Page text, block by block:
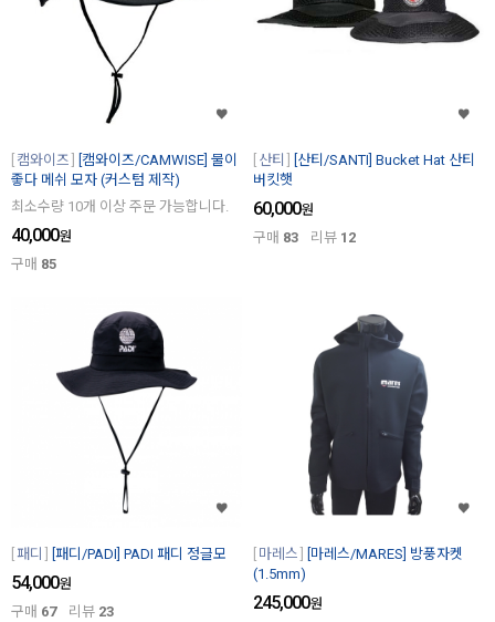
캠와이즈
[캠와이즈/CAMWISE] 물이
좋다 메쉬 모자 (커스텀 제작)
최소수량 10개 이상 주문 가능합니다.
40,000원
구매 85
산티
[산티/SANTI] Bucket Hat 산티
버킷햇
60,000원
구매 83 리뷰 12
패디 [패디/PADI] PADI 패디 정글모
54,000원
구매 67 리뷰 23
마레스
[마레스/MARES] 방풍자켓
(1.5mm)
245,000원